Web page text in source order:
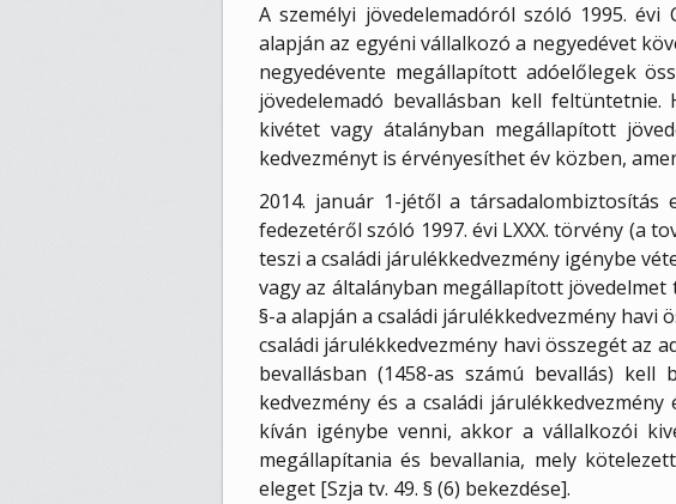
A személyi jövedelemadóról szóló 1995.
alapján az egyéni vállalkozó a negyedévet
negyedévente megállapított adóelőlegek
jövedelemadó bevallásban kell
kivétet vagy átalányban megállapított
kedvezményt is érvényesíthet év közben,
2014. január 1-jétől a
fedezetéről szóló 1997. évi LXXX. törvény (a
teszi a családi járulékkedvezmény igénybe
vagy az általányban megállapított
§-a alapján a családi járulékkedvezmény havi
családi járulékkedvezmény havi összegét az
bevallásban (1458-as számú bevallás)
kedvezmény és a családi
kíván igénybe venni, akkor a vállalkozói
megállapítania és bevallania, mely
eleget [Szja tv. 49. § (6) bekezdése].